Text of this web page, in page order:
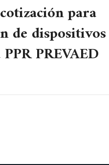
para
de dispositivos
PREVAED